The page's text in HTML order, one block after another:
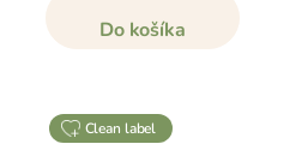
Do košíka
clean label